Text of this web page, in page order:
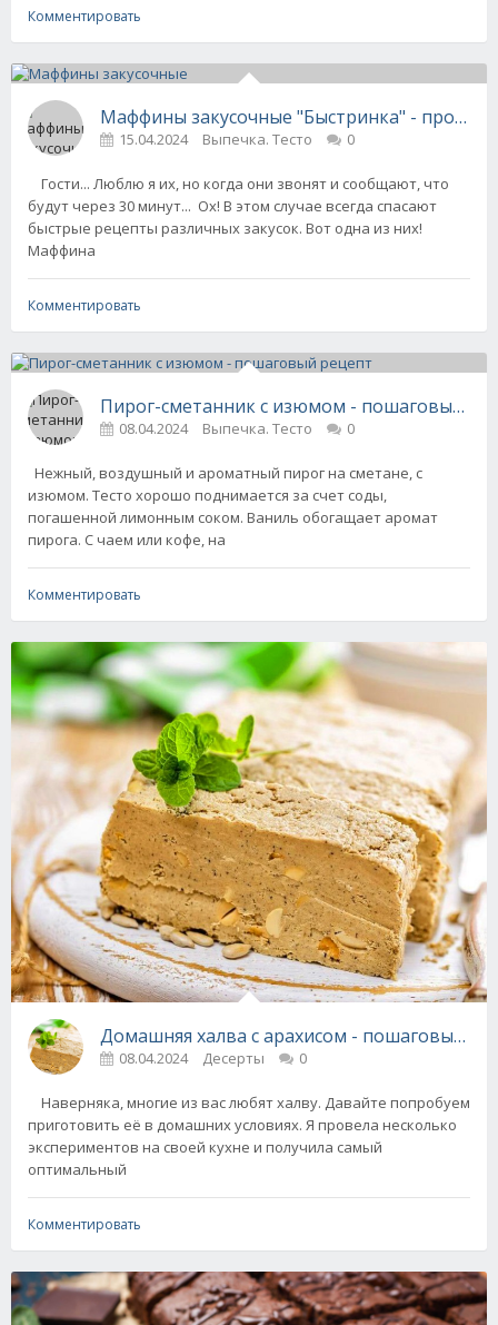
Комментировать
Маффины закусочные "Быстринка" - просто
15.04.2024 Выпечка. Тесто 0
Гости... Люблю я их, но когда они звонят и сообщают, что
будут через 30 минут... Ох! В этом случае всегда спасают
быстрые рецепты различных закусок. Вот одна из них!
Маффина
Комментировать
Пирог-сметанник с изюмом - пошаговый
08.04.2024 Выпечка. Тесто 0
Нежный, воздушный и ароматный пирог на сметане, с
изюмом. Тесто хорошо поднимается за счет соды,
погашенной лимонным соком. Ваниль обогащает аромат
пирога. С чаем или кофе, на
Комментировать
Домашняя халва с арахисом - пошаговый
08.04.2024 Десерты 0
Наверняка, многие из вас любят халву. Давайте попробуем
приготовить её в домашних условиях. Я провела несколько
экспериментов на своей кухне и получила самый
оптимальный
Комментировать